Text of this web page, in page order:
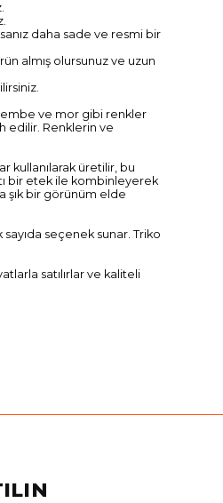
daha sade ve resmi bir
almış olursunuz ve uzun
ve mor gibi renkler
edilir. Renklerin ve
kullanılarak üretilir, bu
bir etek ile kombinleyerek
şık bir görünüm elde
seçenek sunar. Triko
satılırlar ve kaliteli